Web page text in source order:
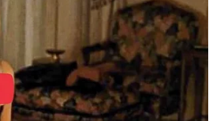
se kraju.
vidljivi i donose veliko